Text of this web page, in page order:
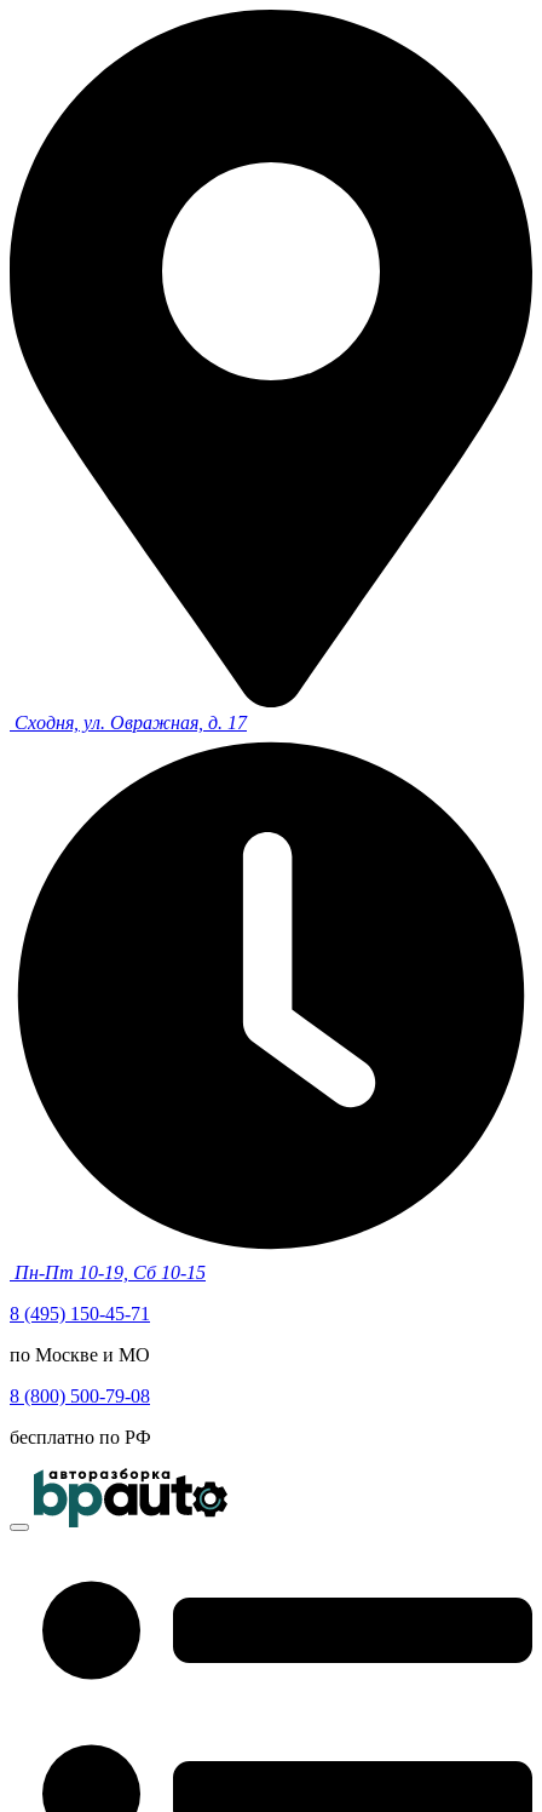
Сходня, ул. Овражная, д. 17
Пн-Пт 10-19, Сб 10-15
8 (495) 150-45-71
по Москве и МО
8 (800) 500-79-08
бесплатно по РФ